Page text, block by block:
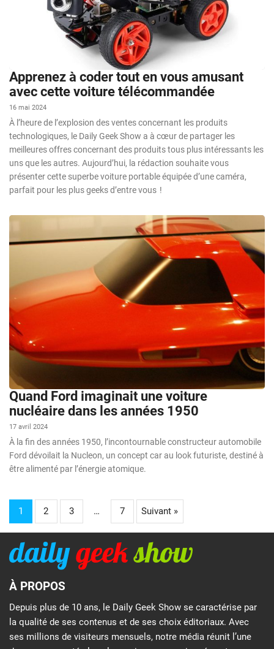
Apprenez à coder tout en vous amusant
avec cette voiture télécommandée
16 mai 2024
À l’heure de l’explosion des ventes concernant les produits
technologiques, le Daily Geek Show a à cœur de partager les
meilleures offres concernant des produits tous plus intéressants les
uns que les autres. Aujourd’hui, la rédaction souhaite vous
présenter cette superbe voiture portable équipée d’une caméra,
parfait pour les plus geeks d’entre vous !
Quand Ford imaginait une voiture
nucléaire dans les années 1950
17 avril 2024
À la fin des années 1950, l’incontournable constructeur automobile
Ford dévoilait la Nucleon, un concept car au look futuriste, destiné à
être alimenté par l’énergie atomique.
1 2 3 … 7 Suivant »
À PROPOS
Depuis plus de 10 ans, le Daily Geek Show se caractérise par
la qualité de ses contenus et de ses choix éditoriaux. Avec
ses millions de visiteurs mensuels, notre média réunit l’une